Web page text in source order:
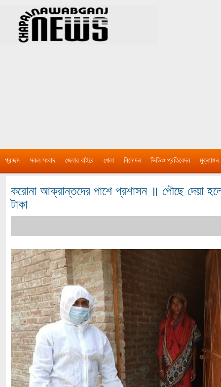
প্রচ্ছদ সকল সংবাদ জেলার বাইরে খেলা বিনোদন ভিডিও প্রতিবেদন মুক্তাঙ্গন
করোনা আক্রান্তদের পাশে প্রশাসন ॥ পৌছে দেয়া
টাকা